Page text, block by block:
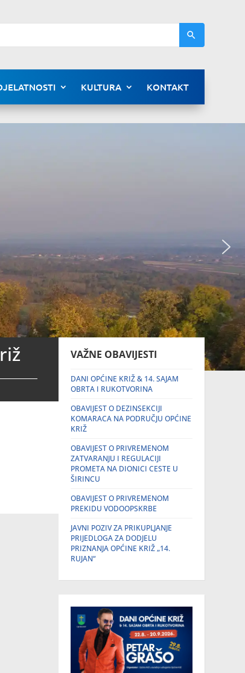
KULTURA KONTAKT
VAŽNE OBAVIJESTI
DANI OPĆINE KRIŽ & 14. SAJAM
OBRTA I RUKOTVORINA
OBAVIJEST O DEZINSEKCIJI
KOMARACA NA PODRUČJU OPĆINE
KRIŽ
OBAVIJEST O PRIVREMENOM
ZATVARANJU I REGULACIJI
PROMETA NA DIONICI CESTE U
ŠIRINCU
OBAVIJEST O PRIVREMENOM
PREKIDU VODOOPSKRBE
JAVNI POZIV ZA PRIKUPLJANJE
PRIJEDLOGA ZA DODJELU
PRIZNANJA OPĆINE KRIŽ „14.
RUJAN“